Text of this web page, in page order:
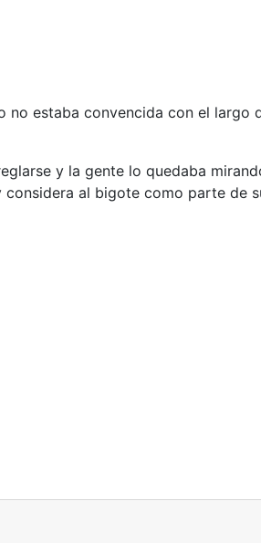
no estaba convencida con el
y la gente lo quedaba
al bigote como parte de